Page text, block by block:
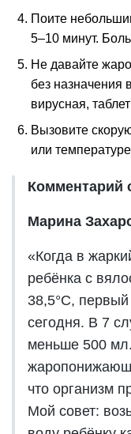
Поите
5–10 минут.
Не давайте
без назначения
вирусная,
Вызовите
или
Комментарий
Марина
«Когда в
ребёнка с
38,5°С,
сегодня. В 7
меньше 500
что организм
Мой совет: